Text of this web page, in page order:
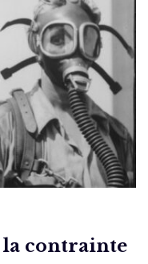
contrainte